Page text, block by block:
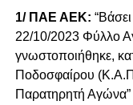
1/ ΠΑΕ ΑΕΚ:
22/10/2023 Φύλλο
γνωστοποιήθηκε,
Ποδοσφαίρου
Παρατηρητή